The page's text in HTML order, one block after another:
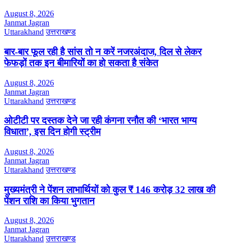
August 8, 2026
Janmat Jagran
Uttarakhand उत्तराखण्ड
बार-बार फूल रही है सांस तो न करें नजरअंदाज, दिल से लेकर
फेफड़ों तक इन बीमारियों का हो सकता है संकेत
August 8, 2026
Janmat Jagran
Uttarakhand उत्तराखण्ड
ओटीटी पर दस्तक देने जा रही कंगना रनौत की ‘भारत भाग्य
विधाता’, इस दिन होगी स्ट्रीम
August 8, 2026
Janmat Jagran
Uttarakhand उत्तराखण्ड
मुख्यमंत्री ने पेंशन लाभार्थियों को कुल ₹ 146 करोड़ 32 लाख की
पेंशन राशि का किया भुगतान
August 8, 2026
Janmat Jagran
Uttarakhand उत्तराखण्ड